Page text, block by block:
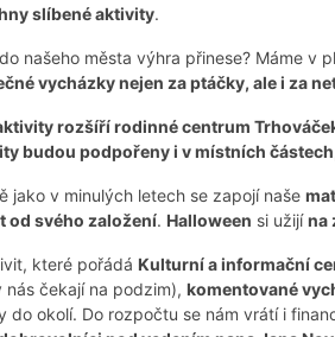
slíbené aktivity.
našeho města výhra přinese? Máme v
vycházky nejen za ptáčky, ale i za
rozšíří rodinné centrum
budou podpořeny i v místních částech
jako v minulých letech se zapojí naše
od svého založení. Halloween si užijína
které pořádá Kulturní a informační
nás čekají na podzim), komentované
do okolí. Do rozpočtu se nám vrátí i